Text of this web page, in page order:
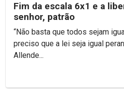
Fim da escala 6x1 e a
senhor, patrão
“Não basta que todos sejam
preciso que a lei seja igual
Allende...